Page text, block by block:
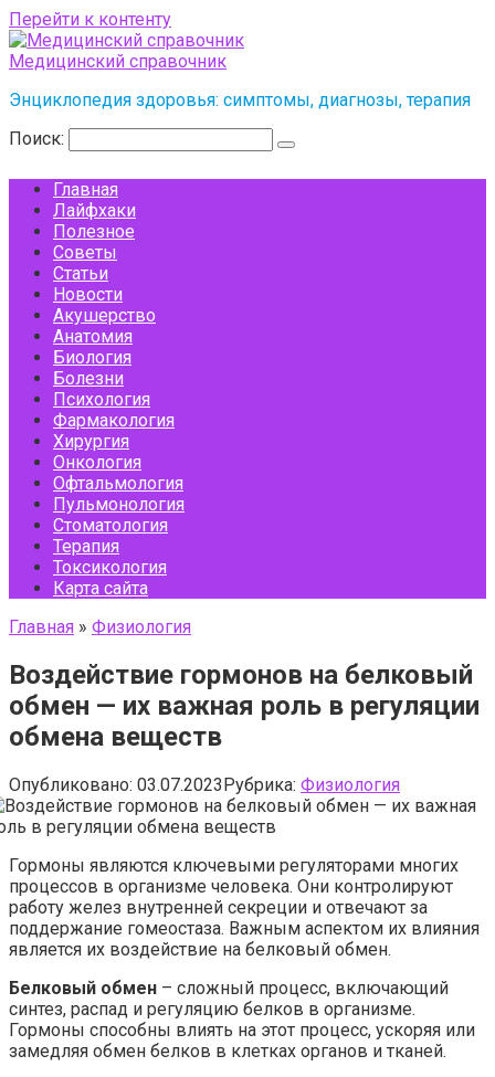
Перейти к контенту
Медицинский справочник
Энциклопедия здоровья: симптомы, диагнозы, терапия
Поиск:
Главная
Лайфхаки
Полезное
Советы
Статьи
Новости
Акушерство
Анатомия
Биология
Болезни
Психология
Фармакология
Хирургия
Онкология
Офтальмология
Пульмонология
Стоматология
Терапия
Токсикология
Карта сайта
Главная » Физиология
Воздействие гормонов на белковый
обмен — их важная роль в регуляции
обмена веществ
Опубликовано: 03.07.2023Рубрика: Физиология
Гормоны являются ключевыми регуляторами многих
процессов в организме человека. Они контролируют
работу желез внутренней секреции и отвечают за
поддержание гомеостаза. Важным аспектом их влияния
является их воздействие на белковый обмен.
Белковый обмен – сложный процесс, включающий
синтез, распад и регуляцию белков в организме.
Гормоны способны влиять на этот процесс, ускоряя или
замедляя обмен белков в клетках органов и тканей.